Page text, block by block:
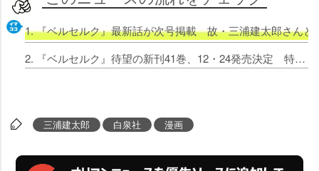
1. 『ベルセルク』最新話が次号掲載 故・三浦建太郎さんと
2. 『ベルセルク』待望の新刊41巻、12・24発売決定 特装版にキャンバスアート＆ドラマCD
三浦建太郎 白泉社 漫画